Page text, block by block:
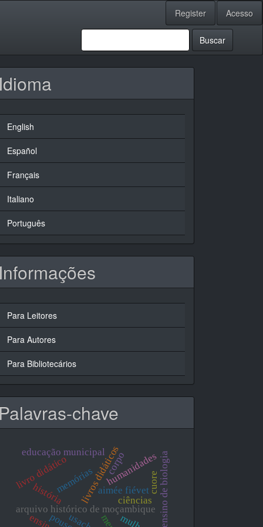
Register Acesso
Buscar
Idioma
English
Español
Français
Italiano
Português
Informações
Para Leitores
Para Autores
Para Bibliotecários
Palavras-chave
arquivo histórico de moçambique
história ensino de biologia
livros didáticos
educação municipal
livro didático aimée fiévet
ciências
memórias humanidades
usach
cuore
corpo